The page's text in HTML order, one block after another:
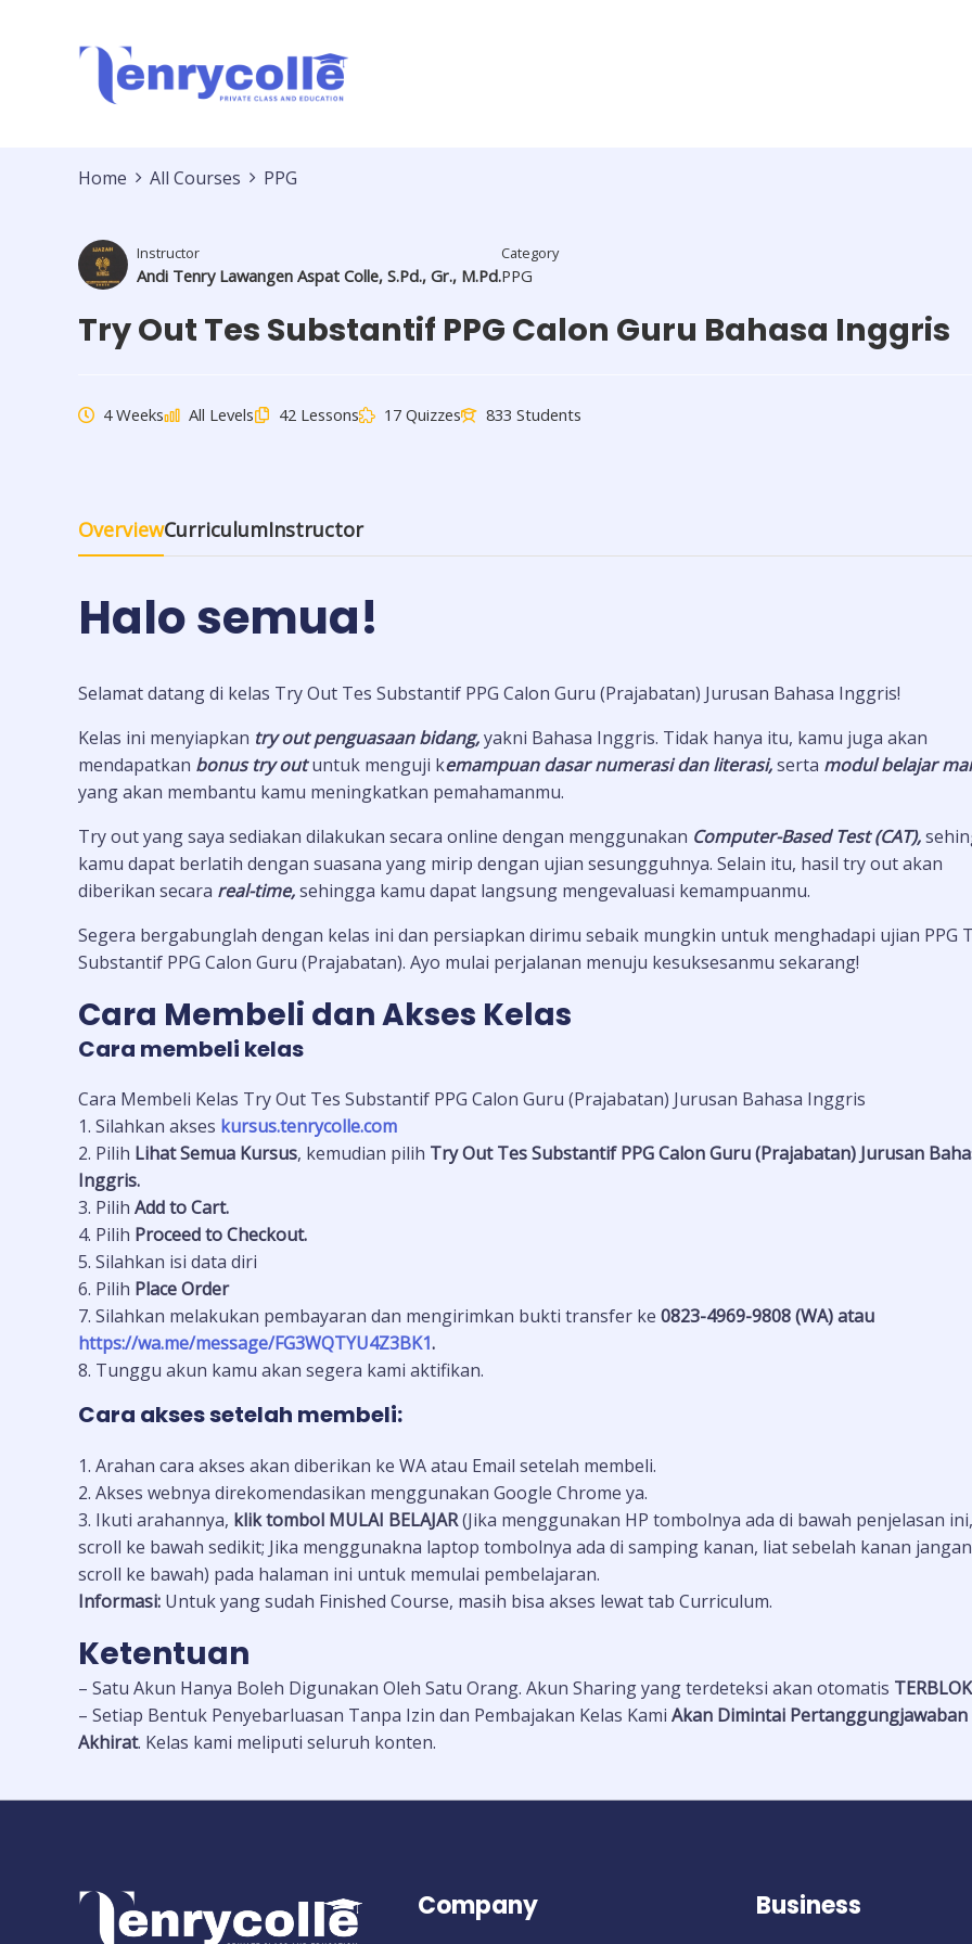
Home All Courses PPG
Instructor
Andi Tenry Lawangen Aspat Colle, S.Pd., Gr., M.Pd.
Category
PPG
Try Out Tes Substantif PPG Calon Guru Bahasa Inggris
4 Weeks All Levels 42 Lessons 17 Quizzes 833 Students
OverviewCurriculumInstructor
Halo semua!
Selamat datang di kelas Try Out Tes Substantif PPG Calon Guru (Prajabatan) Jurusan Bahasa Inggris!
Kelas ini menyiapkan try out penguasaan bidang,yakni Bahasa Inggris. Tidak hanya itu, kamu juga akan
mendapatkan bonus try outuntuk menguji kemampuan dasar numerasi dan literasi,serta modul belajar
yang akan membantu kamu meningkatkan pemahamanmu.
Try out yang saya sediakan dilakukan secara online dengan menggunakan Computer-Based Test (CAT),
kamu dapat berlatih dengan suasana yang mirip dengan ujian sesungguhnya. Selain itu, hasil try out akan
diberikan secara real-time,sehingga kamu dapat langsung mengevaluasi kemampuanmu.
Segera bergabunglah dengan kelas ini dan persiapkan dirimu sebaik mungkin untuk menghadapi ujian PPG
Substantif PPG Calon Guru (Prajabatan). Ayo mulai perjalanan menuju kesuksesanmu sekarang!
Cara Membeli dan Akses Kelas
Cara membeli kelas
Cara Membeli Kelas Try Out Tes Substantif PPG Calon Guru (Prajabatan) Jurusan Bahasa Inggris
1. Silahkan akses kursus.tenrycolle.com
2. Pilih Lihat Semua Kursus, kemudian pilih Try Out Tes Substantif PPG Calon Guru (Prajabatan) Jurusan
Inggris.
3. Pilih Add to Cart.
4. Pilih Proceed to Checkout.
5. Silahkan isi data diri
6. Pilih Place Order
7. Silahkan melakukan pembayaran dan mengirimkan bukti transfer ke 0823-4969-9808 (WA) atau
https://wa.me/message/FG3WQTYU4Z3BK1.
8. Tunggu akun kamu akan segera kami aktifikan.
Cara akses setelah membeli:
1. Arahan cara akses akan diberikan ke WA atau Email setelah membeli.
2. Akses webnya direkomendasikan menggunakan Google Chrome ya.
3. Ikuti arahannya, klik tombol MULAI BELAJAR(Jika menggunakan HP tombolnya ada di bawah penjelasan ini,
scroll ke bawah sedikit; Jika menggunakna laptop tombolnya ada di samping kanan, liat sebelah kanan jangan
scroll ke bawah) pada halaman ini untuk memulai pembelajaran.
Informasi: Untuk yang sudah Finished Course, masih bisa akses lewat tab Curriculum.
Ketentuan
– Satu Akun Hanya Boleh Digunakan Oleh Satu Orang. Akun Sharing yang terdeteksi akan otomatis
– Setiap Bentuk Penyebarluasan Tanpa Izin dan Pembajakan Kelas Kami Akan Dimintai Pertanggungjawaban
Akhirat. Kelas kami meliputi seluruh konten.
Company Business